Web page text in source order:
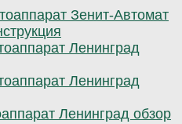
Зенит-Автомат
Ленинград
Ленинград
Ленинград обзор